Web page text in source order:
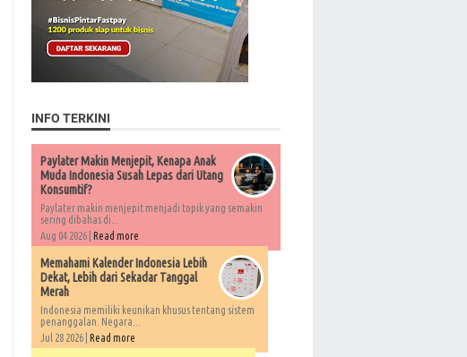
INFO TERKINI
Paylater Makin Menjepit, Kenapa Anak
Muda Indonesia Susah Lepas dari Utang
Konsumtif?
Paylater makin menjepit menjadi topik yang semakin
sering dibahas di...
Aug 04 2026 | Read more
Memahami Kalender Indonesia Lebih
Dekat, Lebih dari Sekadar Tanggal
Merah
Indonesia memiliki keunikan khusus tentang sistem
penanggalan. Negara...
Jul 28 2026 | Read more